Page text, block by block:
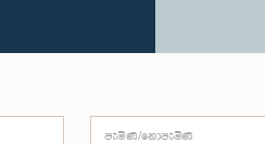
පැමිණි/නොපැමිණි